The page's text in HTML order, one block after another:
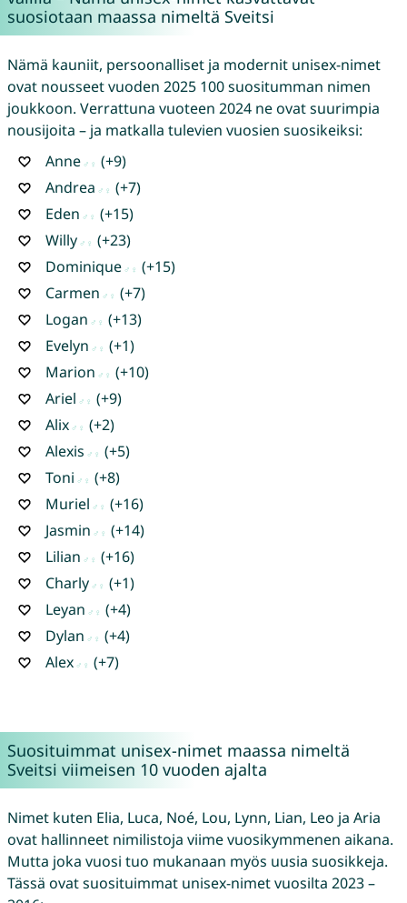
suosiotaan maassa nimeltä Sveitsi
Nämä kauniit, persoonalliset ja modernit unisex-nimet
ovat nousseet vuoden 2025 100 suositumman nimen
joukkoon. Verrattuna vuoteen 2024 ne ovat suurimpia
nousijoita – ja matkalla tulevien vuosien suosikeiksi:
Anne
(+9)
Andrea
(+7)
Eden
(+15)
Willy
(+23)
Dominique
(+15)
Carmen
(+7)
Logan
(+13)
Evelyn
(+1)
Marion
(+10)
Ariel
(+9)
Alix
(+2)
Alexis
(+5)
Toni
(+8)
Muriel
(+16)
Jasmin
(+14)
Lilian
(+16)
Charly
(+1)
Leyan
(+4)
Dylan
(+4)
Alex
(+7)
Suosituimmat unisex-nimet maassa nimeltä
Sveitsi viimeisen 10 vuoden ajalta
Nimet kuten Elia, Luca, Noé, Lou, Lynn, Lian, Leo ja Aria
ovat hallinneet nimilistoja viime vuosikymmenen aikana.
Mutta joka vuosi tuo mukanaan myös uusia suosikkeja.
Tässä ovat suosituimmat unisex-nimet vuosilta 2023 –